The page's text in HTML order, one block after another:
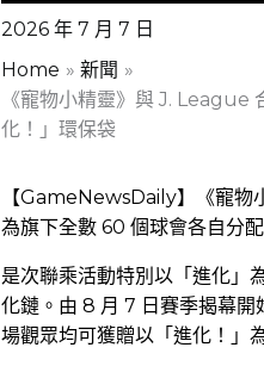
2026 年 7 月 7 日
Home
新聞
《寵物小精靈》與 J.
化！」環保袋
【GameNewsDaily】《寵物
為旗下全數 60 個球會各自分
是次聯乘活動特別以「進化」
化鏈。由 8 月 7 日賽季揭幕
場觀眾均可獲贈以「進化！」